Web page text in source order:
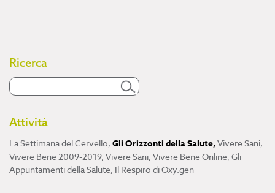
Ricerca
Attività
La Settimana del Cervello, Gli Orizzonti della Salute,Vivere Sani,
Vivere Bene 2009-2019, Vivere Sani, Vivere Bene Online, Gli
Appuntamenti della Salute, Il Respiro di Oxy.gen